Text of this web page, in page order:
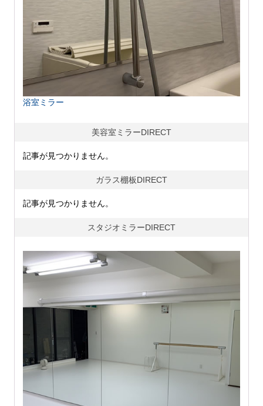
浴室ミラー
美容室ミラーDIRECT
記事が見つかりません。
ガラス棚板DIRECT
記事が見つかりません。
スタジオミラーDIRECT